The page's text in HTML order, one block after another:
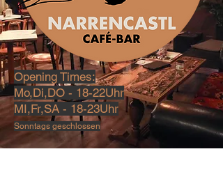
Opening Times:
Mo,Di,DO - 18-22Uhr
MI,Fr,SA - 18-23Uhr
Sonntags geschlossen